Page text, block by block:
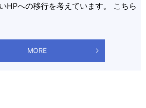
HPへの移行を考えています。 こちら
MORE